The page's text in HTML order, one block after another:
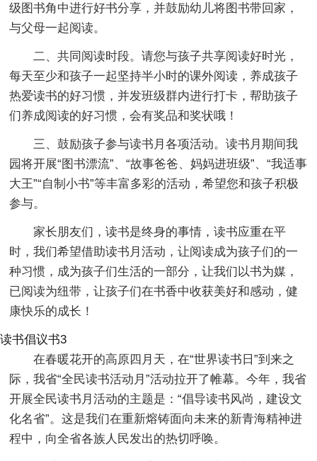
级图书角中进行好书分享，并鼓励幼儿将图书带回家，
与父母一起阅读。
二、共同阅读时段。请您与孩子共享阅读好时光，
每天至少和孩子一起坚持半小时的课外阅读，养成孩子
热爱读书的好习惯，并发班级群内进行打卡，帮助孩子
们养成阅读的好习惯，会有奖品和奖状哦！
三、鼓励孩子参与读书月各项活动。读书月期间我
园将开展“图书漂流”、“故事爸爸、妈妈进班级”、“我适事
大王”“自制小书”等丰富多彩的活动，希望您和孩子积极
参与。
家长朋友们，读书是终身的事情，读书应重在平
时，我们希望借助读书月活动，让阅读成为孩子们的一
种习惯，成为孩子们生活的一部分，让我们以书为媒，
已阅读为纽带，让孩子们在书香中收获美好和感动，健
康快乐的成长！
读书倡议书3
在春暖花开的高原四月天，在“世界读书日”到来之
际，我省“全民读书活动月”活动拉开了帷幕。今年，我省
开展全民读书月活动的主题是：“倡导读书风尚，建设文
化名省”。这是我们在重新熔铸面向未来的新青海精神进
程中，向全省各族人民发出的热切呼唤。